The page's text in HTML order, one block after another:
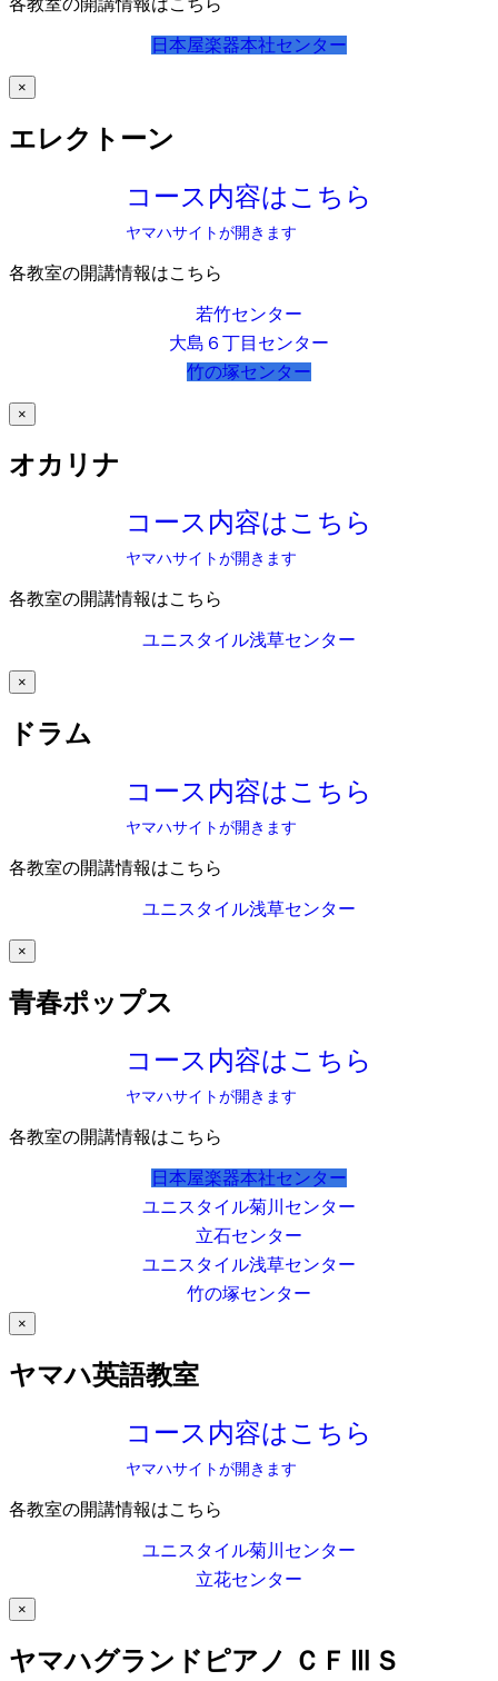
日本屋楽器本社センター
×
エレクトーン
コース内容はこちら
ヤマハサイトが開きます
各教室の開講情報はこちら
若竹センター
大島６丁目センター
竹の塚センター
×
オカリナ
コース内容はこちら
ヤマハサイトが開きます
各教室の開講情報はこちら
ユニスタイル浅草センター
×
ドラム
コース内容はこちら
ヤマハサイトが開きます
各教室の開講情報はこちら
ユニスタイル浅草センター
×
青春ポップス
コース内容はこちら
ヤマハサイトが開きます
各教室の開講情報はこちら
日本屋楽器本社センター
ユニスタイル菊川センター
立石センター
ユニスタイル浅草センター
竹の塚センター
×
ヤマハ英語教室
コース内容はこちら
ヤマハサイトが開きます
各教室の開講情報はこちら
ユニスタイル菊川センター
立花センター
×
ヤマハグランドピアノ ＣＦⅢＳ